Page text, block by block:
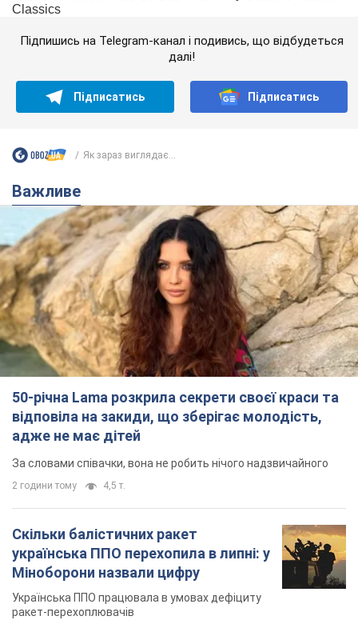
Підпишись на Telegram-канал і подивись, що відбудеться
далі!
Підписатись Підписатись
Як зараз виглядає...
Важливе
50-річна Lama розкрила секрети своєї краси та
відповіла на закиди, що зберігає молодість,
адже не має дітей
За словами співачки, вона не робить нічого надзвичайного
2 години тому 4,5 т.
Скільки балістичних ракет
українська ППО перехопила в липні: у
Міноборони назвали цифру
Українська ППО працювала в умовах дефіциту
ракет-перехоплювачів